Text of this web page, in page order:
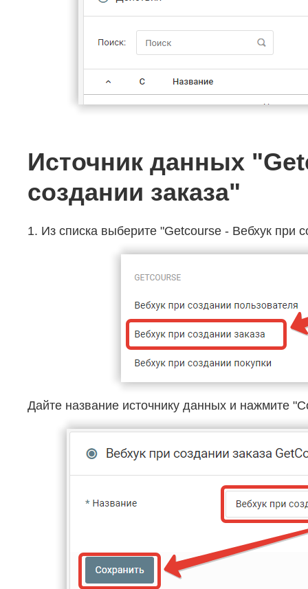
Источник данных
создании заказа"
1. Из списка выберите "Getcourse - Вебхук при
Дайте название источнику данных и нажмите